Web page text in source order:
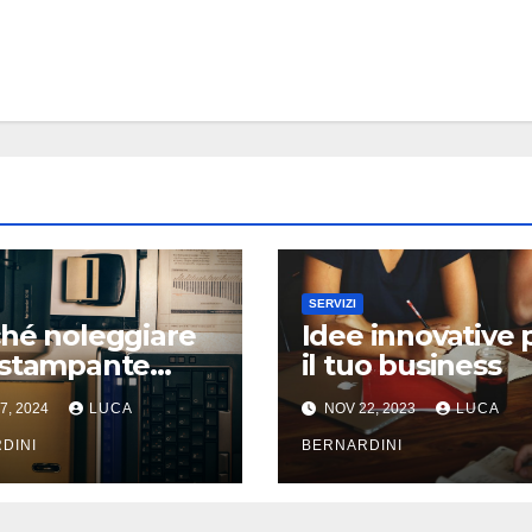
noleggiare
a
2024 LUCA
SERVIZI
Idee innovative
il tuo business
NOV 22, 2023 LUCA
BERNARDINI